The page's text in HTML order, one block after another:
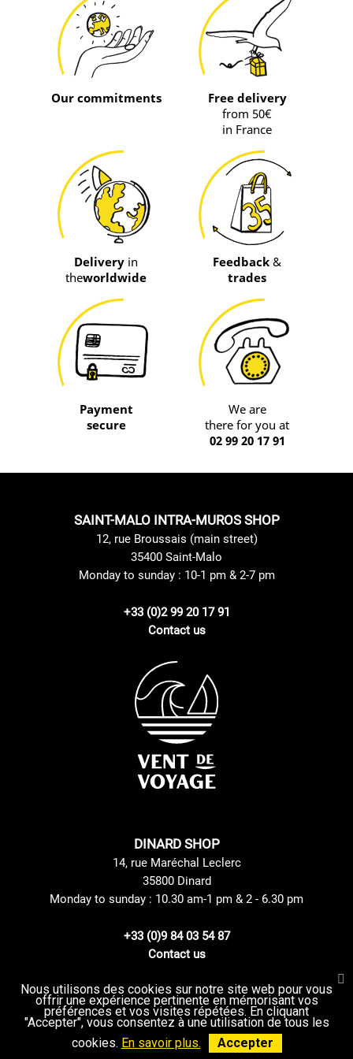
Our commitments
Free delivery
from 50€
in France
Delivery in
theworldwide
Feedback &
trades
Payment
secure
We are
there for you at
02 99 20 17 91
SAINT-MALO INTRA-MUROS SHOP
12, rue Broussais (main street)
35400 Saint-Malo
Monday to sunday : 10-1 pm & 2-7 pm
+33 (0)2 99 20 17 91
Contact us
DINARD SHOP
14, rue Maréchal Leclerc
35800 Dinard
Monday to sunday : 10.30 am-1 pm & 2 - 6.30 pm
+33 (0)9 84 03 54 87
Contact us
Site Mentions
Delivery method
GTC
privacy Policy
Sitemap
Nous utilisons des cookies sur notre site web pour vous
offrir une expérience pertinente en mémorisant vos
préférences et vos visites répétées. En cliquant
"Accepter", vous consentez à une utilisation de tous les
cookies. En savoir plus. Accepter